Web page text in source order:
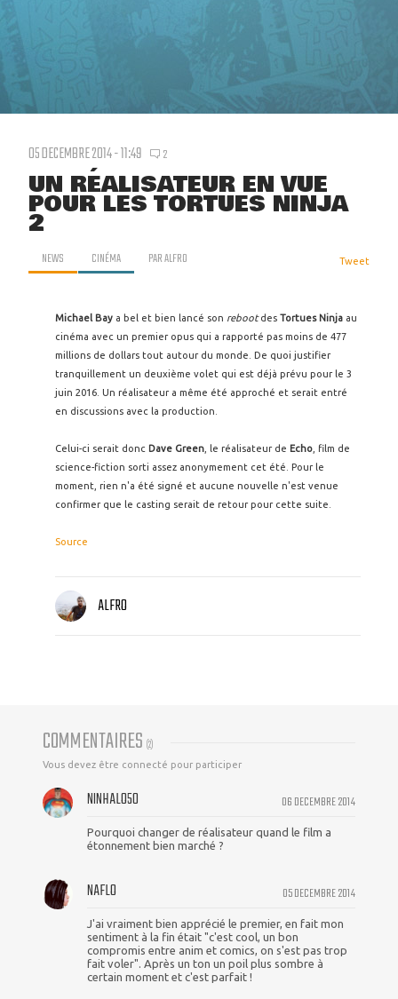
05 DECEMBRE 2014 - 11:49 2
UN RÉALISATEUR EN VUE
POUR LES TORTUES NINJA
2
NEWS CINÉMA PARALFRO Tweet
Michael Bay a bel et bien lancé son rebootdes Tortues Ninja au
cinéma avec un premier opus qui a rapporté pas moins de 477
millions de dollars tout autour du monde. De quoi justifier
tranquillement un deuxième volet qui est déjà prévu pour le 3
juin 2016. Un réalisateur a même été approché et serait entré
en discussions avec la production.
Celui-ci serait donc Dave Green , le réalisateur de Echo , film de
science-fiction sorti assez anonymement cet été. Pour le
moment, rien n'a été signé et aucune nouvelle n'est venue
confirmer que le casting serait de retour pour cette suite.
Source
ALFRO
COMMENTAIRES (2)
Vous devez être connecté pour participer
06 DECEMBRE 2014
NINHALO50
Pourquoi changer de réalisateur quand le film a
étonnement bien marché ?
05 DECEMBRE 2014
NAFLO
J'ai vraiment bien apprécié le premier, en fait mon
sentiment à la fin était "c'est cool, un bon
compromis entre anim et comics, on s'est pas trop
fait voler". Après un ton un poil plus sombre à
certain moment et c'est parfait !